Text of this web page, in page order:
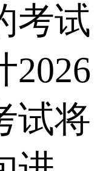
考试
2026
试将